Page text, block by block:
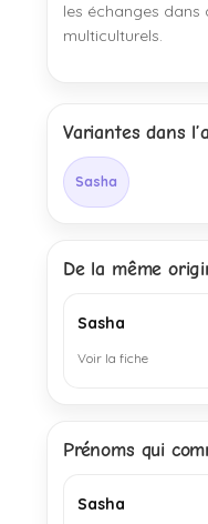
les échanges dans
multiculturels.
Variantes dans
Sasha
De la même
Sasha
Voir la fiche
Prénoms qui
Sasha